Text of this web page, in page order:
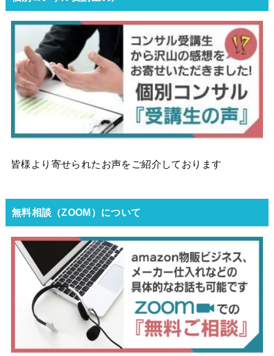
皆様より寄せられたお声をご紹介しております
無料相談（ZOOM）について